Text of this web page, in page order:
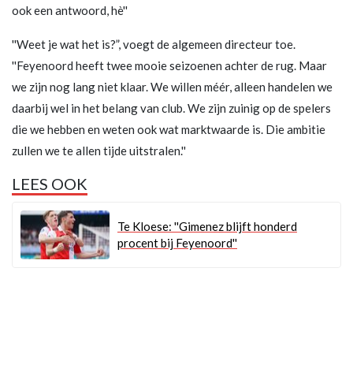
ook een antwoord, hè''
''Weet je wat het is?”, voegt de algemeen directeur toe.
''Feyenoord heeft twee mooie seizoenen achter de rug. Maar
we zijn nog lang niet klaar. We willen méér, alleen handelen we
daarbij wel in het belang van club. We zijn zuinig op de spelers
die we hebben en weten ook wat marktwaarde is. Die ambitie
zullen we te allen tijde uitstralen.''
LEES OOK
Te Kloese: ''Gimenez blijft honderd
procent bij Feyenoord''